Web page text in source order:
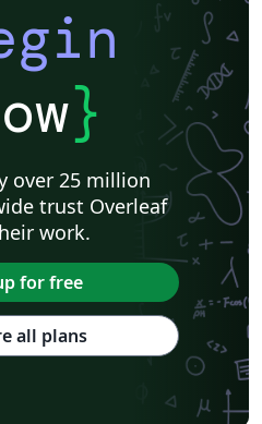
}
over 25 million
trust Overleaf
work.
for free
all plans